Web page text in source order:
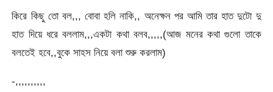
কিরে কিছু তো বল,,, বোবা হলি নাকি,, অনেক্ষন পর আমি তার হাত দুটো দু
হাত দিয়ে ধরে বললাম,,,একটা কথা বলব,,,,,(আজ মনের কথা গুলো তাকে
বলতেই হবে,,বুকে সাহস নিয়ে বলা শুরু করলাম)
-,,,,,,,,,,